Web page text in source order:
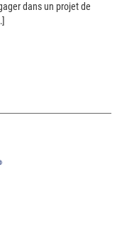
dans un projet de